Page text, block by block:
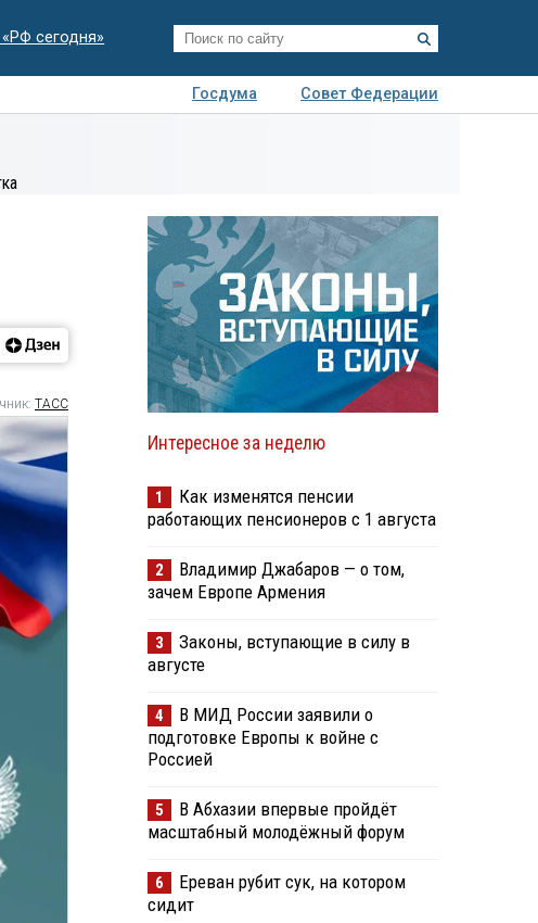
сегодня»
Госдума
Совет Федерации
ТАСС
Интересное за неделю
1
Как изменятся пенсии
работающих пенсионеров с 1 августа
2
Владимир Джабаров — о том,
зачем Европе Армения
3
Законы, вступающие в силу в
августе
4
В МИД России заявили о
подготовке Европы к войне с
Россией
5
В Абхазии впервые пройдёт
масштабный молодёжный форум
6
Ереван рубит сук, на котором
сидит